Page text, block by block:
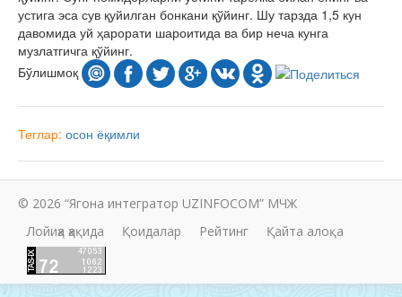
устига эса сув қуйилган бонкани қўйинг. Шу тарзда 1,5 кун
давомида уй ҳарорати шароитида ва бир неча кунга
музлатгичга қўйинг.
Бўлишмоқ
Теглар: осон ёқимли
© 2026 “Ягона интегратор UZINFOCOM” МЧЖ
Лойиҳа ҳақида
Қоидалар Рейтинг Қайта алоқа